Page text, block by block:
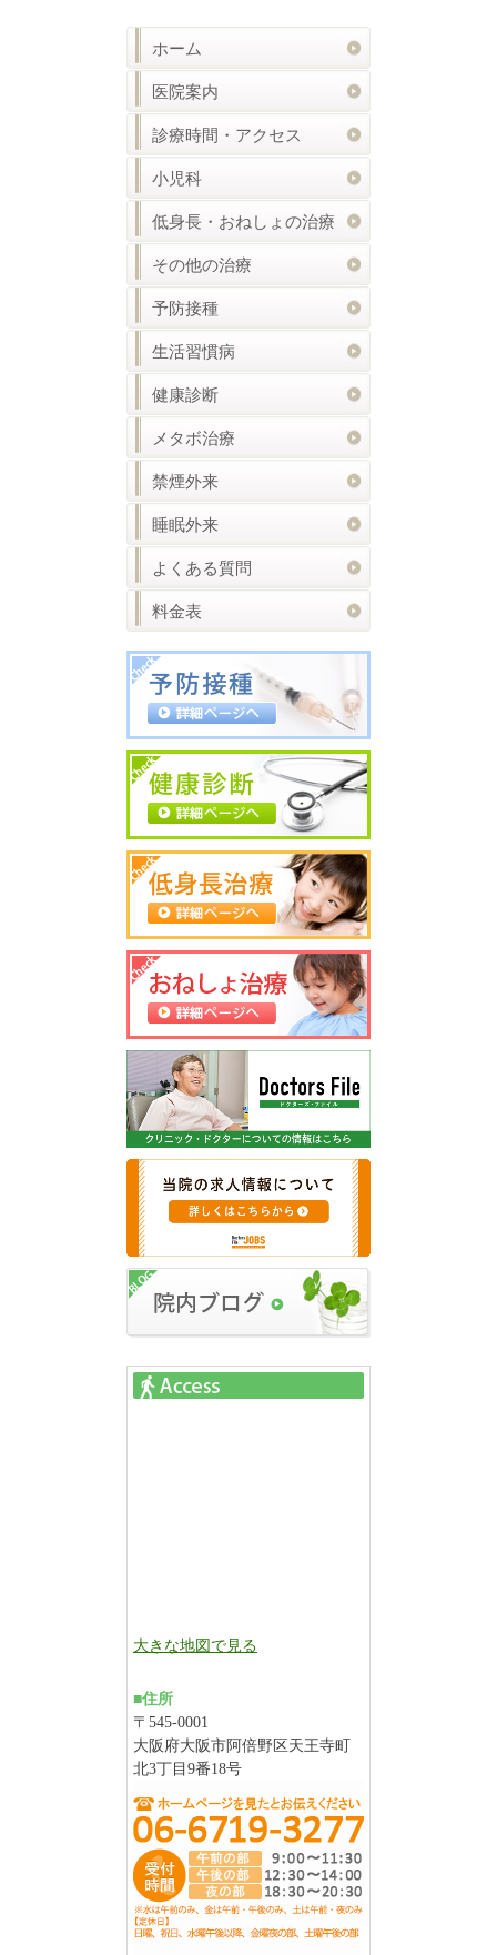
ホーム
医院案内
診療時間・アクセス
小児科
低身長・おねしょの治療
その他の治療
予防接種
生活習慣病
健康診断
メタボ治療
禁煙外来
睡眠外来
よくある質問
料金表
大きな地図で見る
■住所
〒545-0001
大阪府大阪市阿倍野区天王寺町
北3丁目9番18号